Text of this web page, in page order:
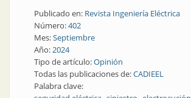
Publicado en: Revista Ingeniería Eléctrica
Número:402
Mes:Septiembre
Año:2024
Tipo de artículo:Opinión
Todas las publicaciones de:CADIEEL
Palabra clave: